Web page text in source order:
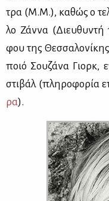
τρα (Μ.Μ.), κα­θώς ο
λο Ζάν­να (Διευ­θυ­ντή
φου της
ποιό Σου­ζά­να
στι­βάλ (πλη­ρο­φο­ρία
ρα).